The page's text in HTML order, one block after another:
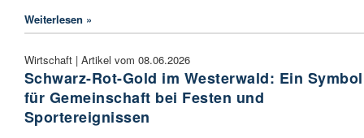
Weiterlesen »
Wirtschaft | Artikel vom 08.06.2026
Schwarz-Rot-Gold im Westerwald: Ein Symbol
für Gemeinschaft bei Festen und
Sportereignissen